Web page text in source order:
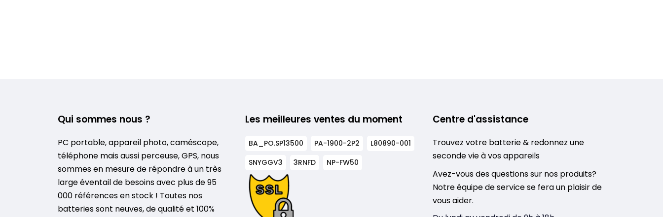
Qui sommes nous ?
PC portable, appareil photo, caméscope,
téléphone mais aussi perceuse, GPS, nous
sommes en mesure de répondre à un très
large éventail de besoins avec plus de 95
000 références en stock ! Toutes nos
batteries sont neuves, de qualité et 100%
Les meilleures ventes du moment
BA_PO.SP13500 PA-1900-2P2
L80890-001
SNYGGV3
3RNFD NP-FW50
Centre d'assistance
Trouvez votre batterie & redonnez une
seconde vie à vos appareils
Avez-vous des questions sur nos produits?
Notre équipe de service se fera un plaisir de
vous aider.